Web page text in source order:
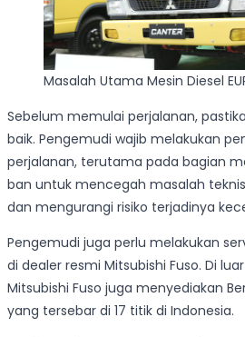
Masalah Utama Mesin Diesel
Sebelum memulai perjalanan,
baik. Pengemudi wajib melakukan
perjalanan, terutama pada bagian
ban untuk mencegah masalah
dan mengurangi risiko terjadinya
Pengemudi juga perlu melakukan
di dealer resmi Mitsubishi Fuso. Di
Mitsubishi Fuso juga menyediakan
yang tersebar di 17 titik di Indonesia.